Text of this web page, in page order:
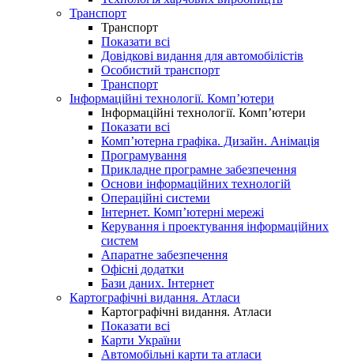
Транспорт
Транспорт
Показати всі
Довідкові видання для автомобілістів
Особистий транспорт
Транспорт
Інформаційні технології. Комп’ютери
Інформаційні технології. Комп’ютери
Показати всі
Комп’ютерна графіка. Дизайн. Анімація
Програмування
Прикладне програмне забезпечення
Основи інформаційних технологій
Операційні системи
Інтернет. Комп’ютерні мережі
Керування і проектування інформаційних
систем
Апаратне забезпечення
Офісні додатки
Бази даних. Інтернет
Картографічні видання. Атласи
Картографічні видання. Атласи
Показати всі
Карти України
Автомобільні карти та атласи